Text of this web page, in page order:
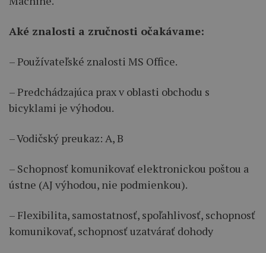
Aké znalosti a zručnosti očakávame:
– Používateľské znalosti MS Office.
– Predchádzajúca prax v oblasti obchodu s
bicyklami je výhodou.
– Vodičský preukaz: A, B
– Schopnosť komunikovať elektronickou poštou a
ústne (AJ výhodou, nie podmienkou).
– Flexibilita, samostatnosť, spoľahlivosť, schopnosť
komunikovať, schopnosť uzatvárať dohody